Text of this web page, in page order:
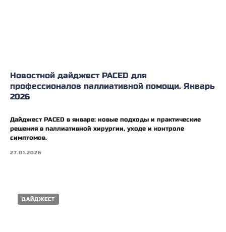
Новостной дайджест PACED для
профессионалов паллиативной помощи. Январь
2026
Дайджест PACED в январе: новые подходы и практические
решения в паллиативной хирургии, уходе и контроле
симптомов.
27.01.2026
ДАЙДЖЕСТ